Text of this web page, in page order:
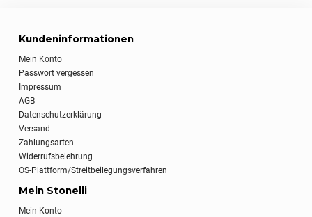
Kundeninformationen
Mein Konto
Passwort vergessen
Impressum
AGB
Datenschutzerklärung
Versand
Zahlungsarten
Widerrufsbelehrung
OS-Plattform/Streitbeilegungsverfahren
Mein Stonelli
Mein Konto